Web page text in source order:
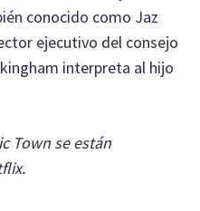
conocido como Jaz
ejecutivo del consejo
interpreta al hijo
Town se están